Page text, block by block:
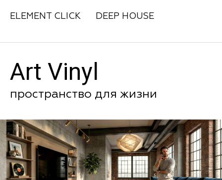
ELEMENT CLICK DEEP HOUSE
Art Vinyl
пространство для жизни